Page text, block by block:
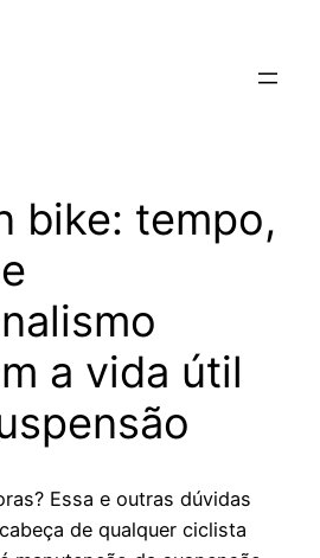
bike: tempo,
a vida útil
Essa e outras dúvidas
de qualquer ciclista